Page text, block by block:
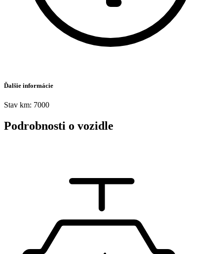
Ďalšie informácie
Stav km: 7000
Podrobnosti o vozidle